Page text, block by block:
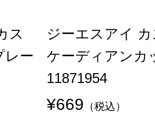
ス
レー
ジーエスアイ
ケーディアンカ
11871954
¥669 （税込）